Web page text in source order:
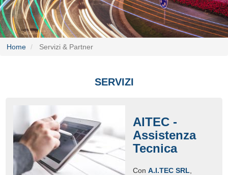
Home Servizi & Partner
SERVIZI
AITEC -
Assistenza
Tecnica
ConA.I.TEC SRL